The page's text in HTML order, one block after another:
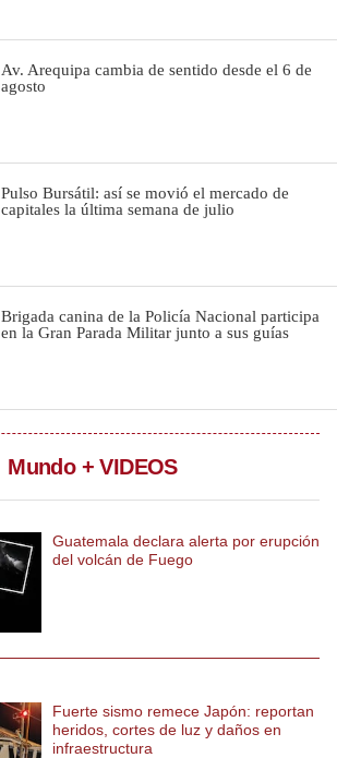
Av. Arequipa cambia de sentido desde el 6 de
agosto
Pulso Bursátil: así se movió el mercado de
capitales la última semana de julio
Brigada canina de la Policía Nacional participa
en la Gran Parada Militar junto a sus guías
Mundo + VIDEOS
Guatemala declara alerta por erupción
del volcán de Fuego
Fuerte sismo remece Japón: reportan
heridos, cortes de luz y daños en
infraestructura